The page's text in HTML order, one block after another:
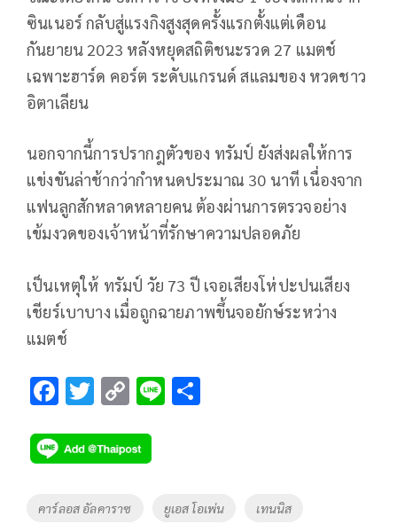
ซินเนอร์ กลับสู่แรงกิงสูงสุดครั้งแรกตั้งแต่เดือน
กันยายน 2023 หลังหยุดสถิติชนะรวด 27 แมตช์
เฉพาะฮาร์ด คอร์ต ระดับแกรนด์ สแลมของ หวดชาว
อิตาเลียน
นอกจากนี้การปรากฎตัวของ ทรัมป์ ยังส่งผลให้การ
แข่งขันล่าช้ากว่ากำหนดประมาณ 30 นาที เนื่องจาก
แฟนลูกสักหลาดหลายคน ต้องผ่านการตรวจอย่าง
เข้มงวดของเจ้าหน้าที่รักษาความปลอดภัย
เป็นเหตุให้ ทรัมป์ วัย 73 ปี เจอเสียงโห่ปะปนเสียง
เชียร์เบาบาง เมื่อถูกฉายภาพขึ้นจอยักษ์ระหว่าง
แมตช์
F
e
b
o
T
tt
er
C
p
y
Li
Li
Tags
คาร์ลอส อัลคาราซ ยูเอส โอเพ่น เทนนิส